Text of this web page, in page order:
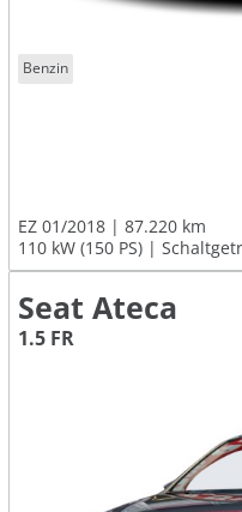
Benzin
EZ 01/2018
87.220 km
110 kW (150 PS)
Seat Ateca
1.5 FR